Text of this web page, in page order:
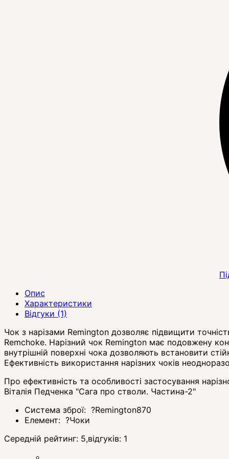
Опис
Характеристики
Відгуки (1)
Чок з нарізами Remington дозволяє підвищити
Remchoke. Нарізний чок Remington має подовжену
внутрішній поверхні чока дозволяють встановити
Ефективність використання нарізних чоків
Про ефективність та особливості застосування
Віталія Педченка "Сага про стволи. Частина-2"
Система зброї: ?Remington870
Елемент: ?Чоки
Середній рейтинг: 5,відгуків: 1